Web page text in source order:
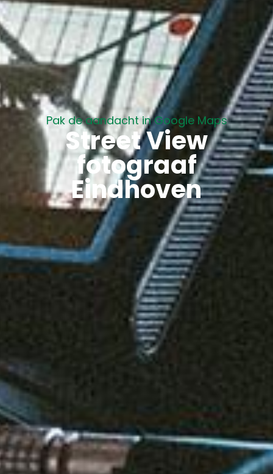
Pak de aandacht in Google Maps
Street View
fotograaf
Eindhoven